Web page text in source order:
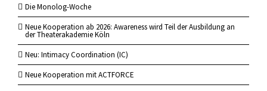
Die Monolog-Woche
Neue Kooperation ab 2026: Awareness wird Teil der Ausbildung an
der Theaterakademie Köln
Neu: Intimacy Coordination (IC)
Neue Kooperation mit ACTFORCE